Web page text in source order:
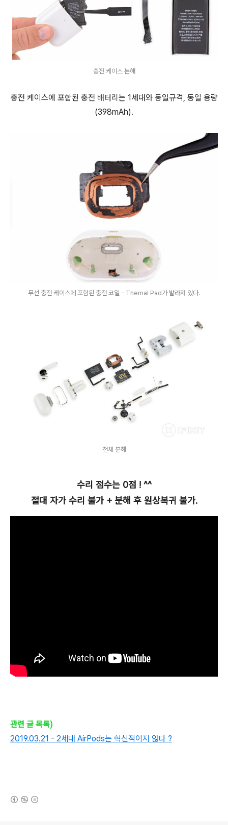
충전 케이스 분해
충전 케이스에 포함된 충전 배터리는 1세대와 동일규격, 동일 용량
(398mAh).
무선 충전 케이스에 포함된 충전 코일 - Themal Pad가 발라져 있다.
전체 분해
수리 점수는 0점 ! ^^
절대 자가 수리 불가 + 분해 후 원상복귀 불가.
관련 글 목록)
2019.03.21 - 2세대 AirPods는 혁신적이지 않다 ?